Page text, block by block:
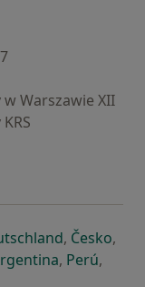
Warszawie XII
karcie
w nowej karcie
się w nowej
otwiera się
, Česko,
karcie
w nowej karcie
się w nowej
otwiera się
, Perú,